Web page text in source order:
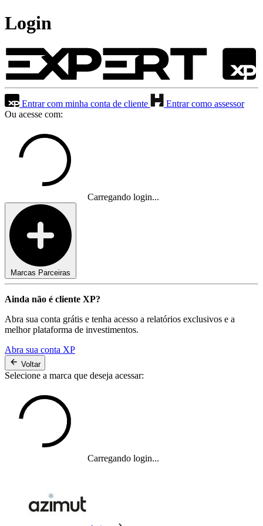
Login
Entrar com minha conta de cliente
Entrar como assessor
Ou acesse com:
Carregando login...
Marcas Parceiras
Ainda não é cliente XP?
Abra sua conta grátis e tenha acesso a relatórios exclusivos e a
melhor plataforma de investimentos.
Abra sua conta XP
Voltar
Selecione a marca que deseja acessar:
Carregando login...